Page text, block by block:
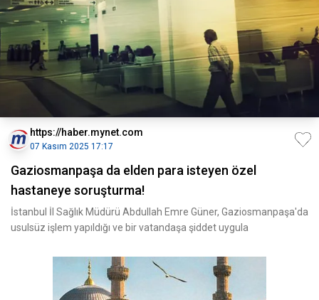
https://haber.mynet.com
07 Kasım 2025 17:17
Gaziosmanpaşa da elden para isteyen özel
hastaneye soruşturma!
İstanbul İl Sağlık Müdürü Abdullah Emre Güner, Gaziosmanpaşa'da
usulsüz işlem yapıldığı ve bir vatandaşa şiddet uygula